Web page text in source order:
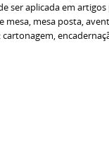
aplicada em artigos
mesa posta,